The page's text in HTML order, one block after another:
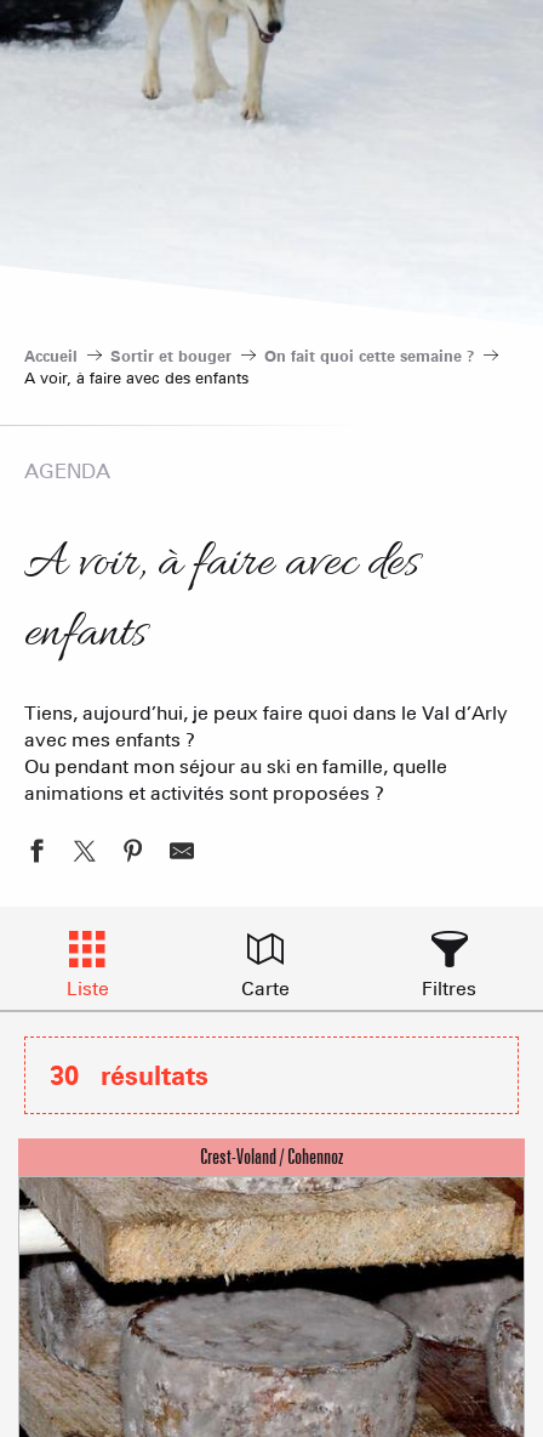
Accueil Sortir et bouger
On fait quoi cette semaine ?
A voir, à faire avec des enfants
AGENDA
A voir, à faire avec des
enfants
Tiens, aujourd’hui, je peux faire quoi dans le Val d’Arly
avec mes enfants ?
Ou pendant mon séjour au ski en famille, quelle
animations et activités sont proposées ?
Liste Carte Filtres
30 résultats